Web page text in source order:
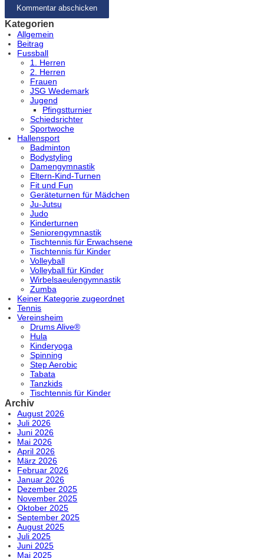
Kategorien
Allgemein
Beitrag
Fussball
1. Herren
2. Herren
Frauen
JSG Wedemark
Jugend
Pfingstturnier
Schiedsrichter
Sportwoche
Hallensport
Badminton
Bodystyling
Damengymnastik
Eltern-Kind-Turnen
Fit und Fun
Geräteturnen für Mädchen
Ju-Jutsu
Judo
Kinderturnen
Seniorengymnastik
Tischtennis für Erwachsene
Tischtennis für Kinder
Volleyball
Volleyball für Kinder
Wirbelsaeulengymnastik
Zumba
Keiner Kategorie zugeordnet
Tennis
Vereinsheim
Drums Alive®
Hula
Kinderyoga
Spinning
Step Aerobic
Tabata
Tanzkids
Tischtennis für Kinder
Archiv
August 2026
Juli 2026
Juni 2026
Mai 2026
April 2026
März 2026
Februar 2026
Januar 2026
Dezember 2025
November 2025
Oktober 2025
September 2025
August 2025
Juli 2025
Juni 2025
Mai 2025